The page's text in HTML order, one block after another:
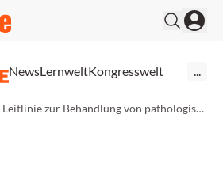
NewsLernweltKongresswelt
Neue Leitlinie zur Behandlung von pathologischen Narben